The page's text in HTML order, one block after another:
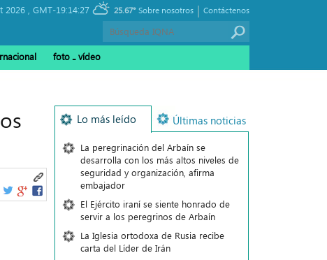
2026 , GMT-19:14:27 25.67° Contáctenos
|
Sobre nosotros
foto ـ vídeo
Lo más leído Últimas noticias
La peregrinación del Arbaín se
desarrolla con los más altos niveles de
seguridad y organización, afirma
embajador
El Ejército iraní se siente honrado de
servir a los peregrinos de Arbaín
La Iglesia ortodoxa de Rusia recibe
carta del Líder de Irán